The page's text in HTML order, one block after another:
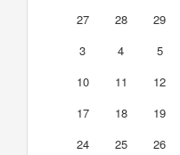
27
28 29
3
4 5
10
11 12
17
18 19
24
25 26